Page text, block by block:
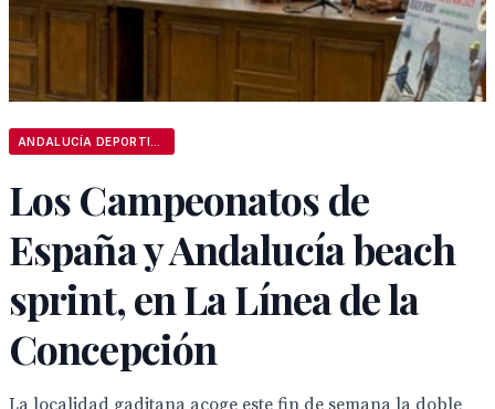
Los Campeonatos de
España y Andalucía beach
sprint, en La Línea de la
Concepción
La localidad gaditana acoge este fin de semana la doble